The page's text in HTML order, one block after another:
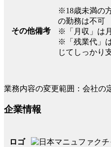
その他備考
※18歳未満の
の勤務は不可
※「月収」は
※「残業代」
じてしっかり
業務内容の変更範囲：会社の
企業情報
ロゴ